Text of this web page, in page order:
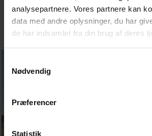
analysepartnere. Vores partnere kan
data med andre oplysninger, du har
de har indsamlet fra din brug af deres
Nødvendig
Præferencer
Statistik